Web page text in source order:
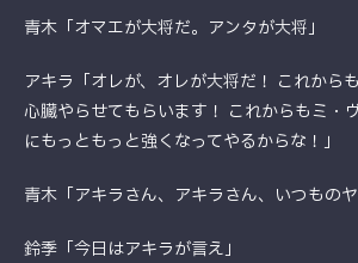
青木「オマエが大将だ。アンタが大将」
アキラ「オレが、オレが大将だ！ これから
心臓やらせてもらいます！ これからもミ・
にもっともっと強くなってやるからな！」
青木「アキラさん、アキラさん、いつもの
鈴季「今日はアキラが言え」